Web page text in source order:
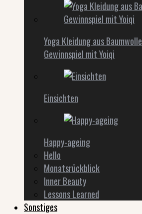
Yoga Kleidung aus Baumwolle
Gewinnspiel mit Yoiqi
Einsichten
Happy-ageing
Hello
Monatsrückblick
Inner Beauty
Lessons Learned
Sonstiges